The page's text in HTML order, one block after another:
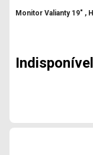
Monitor Valianty 19" ,
Indisponível